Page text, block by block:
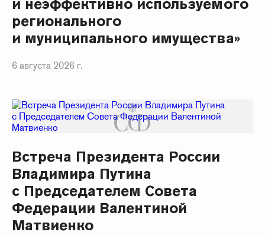
и неэффективно используемого
регионального
и муниципального имущества»
6 августа 2026 г.
Встреча Президента России
Владимира Путина
с Председателем Совета
Федерации Валентиной
Матвиенко